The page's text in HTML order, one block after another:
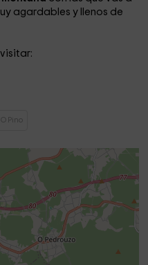
agardables y llenos de
Pino